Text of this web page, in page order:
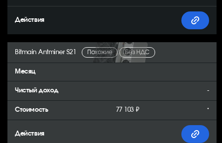
Bitmain Antminer S21 Похожие Без НДС
-
77 103 ₽ *